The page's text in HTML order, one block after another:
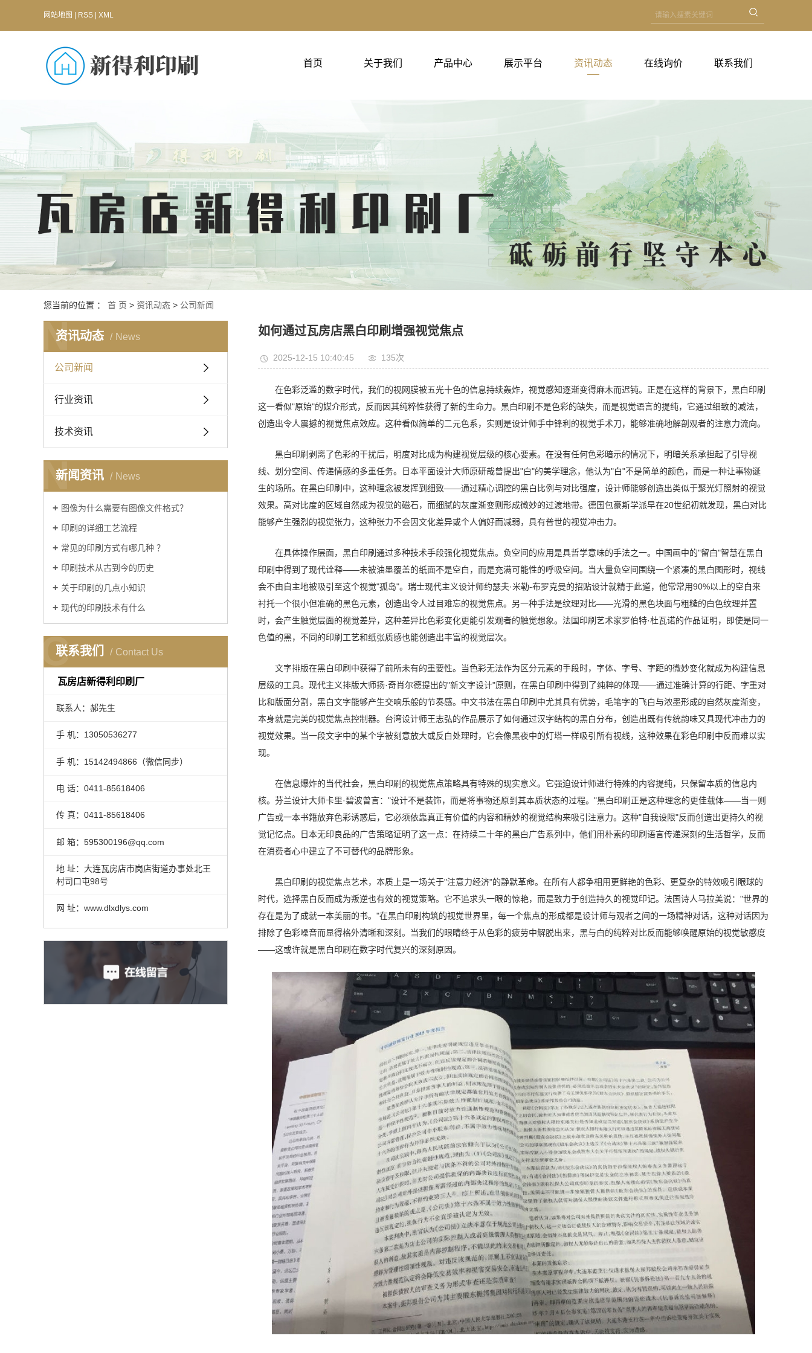
网站地图 RSS XML
首页 关于我们 产品中心 展示平台 资讯动态 在线询价 联系我们
您当前的位置 ： 首 页 > 资讯动态 > 公司新闻
资讯动态 News
N
公司新闻
行业资讯
技术资讯
新闻资讯 News
N
图像为什么需要有图像文件格式？
印刷的详细工艺流程
常见的印刷方式有哪几种 ？
印刷技术从古到今的历史
关于印刷的几点小知识
现代的印刷技术有什么
联系我们 Contact Us
C
瓦房店新得利印刷厂
联系人：郝先生
手 机：13050536277
手 机：15142494866（微信同步）
电 话：0411-85618406
传 真：0411-85618406
邮 箱：595300196@qq.com
地 址：大连瓦房店市岗店街道办事处北王
村司口屯98号
网 址：www.dlxdlys.com
如何通过瓦房店黑白印刷增强视觉焦点
2025-12-15 10:40:45 135次
在色彩泛滥的数字时代，我们的视网膜被五光十色的信息持续轰炸，视觉感知逐渐变得麻木而迟钝。正是在这样的背景下，黑白印刷
这一看似"原始"的媒介形式，反而因其纯粹性获得了新的生命力。黑白印刷不是色彩的缺失，而是视觉语言的提纯，它通过细致的减法，
创造出令人震撼的视觉焦点效应。这种看似简单的二元色系，实则是设计师手中锋利的视觉手术刀，能够准确地解剖观者的注意力流向。
黑白印刷剥离了色彩的干扰后，明度对比成为构建视觉层级的核心要素。在没有任何色彩暗示的情况下，明暗关系承担起了引导视
线、划分空间、传递情感的多重任务。日本平面设计大师原研哉曾提出"白"的美学理念，他认为"白"不是简单的颜色，而是一种让事物诞
生的场所。在黑白印刷中，这种理念被发挥到细致——通过精心调控的黑白比例与对比强度，设计师能够创造出类似于聚光灯照射的视觉
效果。高对比度的区域自然成为视觉的磁石，而细腻的灰度渐变则形成微妙的过渡地带。德国包豪斯学派早在20世纪初就发现，黑白对比
能够产生强烈的视觉张力，这种张力不会因文化差异或个人偏好而减弱，具有普世的视觉冲击力。
在具体操作层面，黑白印刷通过多种技术手段强化视觉焦点。负空间的应用是具哲学意味的手法之一。中国画中的"留白"智慧在黑白
印刷中得到了现代诠释——未被油墨覆盖的纸面不是空白，而是充满可能性的呼吸空间。当大量负空间围绕一个紧凑的黑白图形时，视线
会不由自主地被吸引至这个视觉"孤岛"。瑞士现代主义设计师约瑟夫·米勒-布罗克曼的招贴设计就精于此道，他常常用90%以上的空白来
衬托一个很小但准确的黑色元素，创造出令人过目难忘的视觉焦点。另一种手法是纹理对比——光滑的黑色块面与粗糙的白色纹理并置
时，会产生触觉层面的视觉差异，这种差异比色彩变化更能引发观者的触觉想象。法国印刷艺术家罗伯特·杜瓦诺的作品证明，即使是同一
色值的黑，不同的印刷工艺和纸张质感也能创造出丰富的视觉层次。
文字排版在黑白印刷中获得了前所未有的重要性。当色彩无法作为区分元素的手段时，字体、字号、字距的微妙变化就成为构建信息
层级的工具。现代主义排版大师扬·奇肖尔德提出的"新文字设计"原则，在黑白印刷中得到了纯粹的体现——通过准确计算的行距、字重对
比和版面分割，黑白文字能够产生交响乐般的节奏感。中文书法在黑白印刷中尤其具有优势，毛笔字的飞白与浓墨形成的自然灰度渐变，
本身就是完美的视觉焦点控制器。台湾设计师王志弘的作品展示了如何通过汉字结构的黑白分布，创造出既有传统韵味又具现代冲击力的
视觉效果。当一段文字中的某个字被刻意放大或反白处理时，它会像黑夜中的灯塔一样吸引所有视线，这种效果在彩色印刷中反而难以实
现。
在信息爆炸的当代社会，黑白印刷的视觉焦点策略具有特殊的现实意义。它强迫设计师进行特殊的内容提纯，只保留本质的信息内
核。芬兰设计大师卡里·碧波曾言："设计不是装饰，而是将事物还原到其本质状态的过程。"黑白印刷正是这种理念的更佳载体——当一则
广告或一本书籍放弃色彩诱惑后，它必须依靠真正有价值的内容和精妙的视觉结构来吸引注意力。这种"自我设限"反而创造出更持久的视
觉记忆点。日本无印良品的广告策略证明了这一点：在持续二十年的黑白广告系列中，他们用朴素的印刷语言传递深刻的生活哲学，反而
在消费者心中建立了不可替代的品牌形象。
黑白印刷的视觉焦点艺术，本质上是一场关于"注意力经济"的静默革命。在所有人都争相用更鲜艳的色彩、更复杂的特效吸引眼球的
时代，选择黑白反而成为叛逆也有效的视觉策略。它不追求头一眼的惊艳，而是致力于创造持久的视觉印记。法国诗人马拉美说："世界的
存在是为了成就一本美丽的书。"在黑白印刷构筑的视觉世界里，每一个焦点的形成都是设计师与观者之间的一场精神对话，这种对话因为
排除了色彩噪音而显得格外清晰和深刻。当我们的眼睛终于从色彩的疲劳中解脱出来，黑与白的纯粹对比反而能够唤醒原始的视觉敏感度
——这或许就是黑白印刷在数字时代复兴的深刻原因。